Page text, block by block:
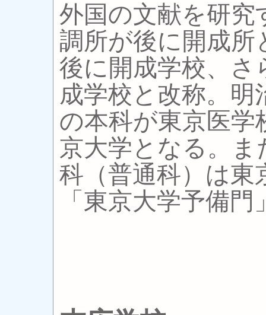
外国の文献を研
調所が後に開成所
後に開成学校、さ
成学校と改称。明
の本科が東京医学
京大学となる。ま
科（普通科）は東
「東京大学予備